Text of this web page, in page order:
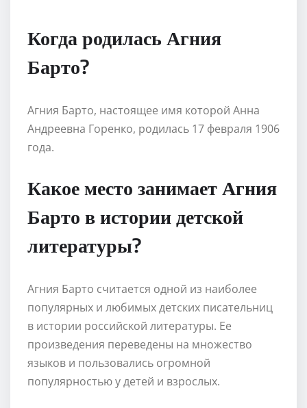
Когда родилась Агния
Барто?
Агния Барто, настоящее имя которой Анна
Андреевна Горенко, родилась 17 февраля 1906
года.
Какое место занимает Агния
Барто в истории детской
литературы?
Агния Барто считается одной из наиболее
популярных и любимых детских писательниц
в истории российской литературы. Ее
произведения переведены на множество
языков и пользовались огромной
популярностью у детей и взрослых.